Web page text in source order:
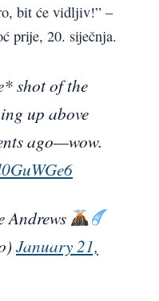
bit će vidljiv!” –
prije, 20. siječnja.
shot of the
up above
ago—wow.
January 21,